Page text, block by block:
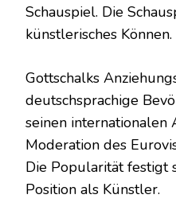
Schauspiel. Die
künstlerisches Können.
Gottschalks
deutschsprachige
seinen
Moderation des
Die Popularität festigt
Position als Künstler.